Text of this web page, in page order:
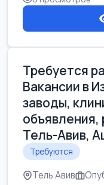
Требуется
Вакансии в
заводы,
объявления,
Тель-Авив,
Требуются
Тель Авив